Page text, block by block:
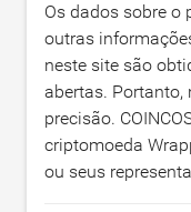
Os dados sobre o
outras
neste site são
abertas. Portanto,
precisão.
criptomoeda
ou seus